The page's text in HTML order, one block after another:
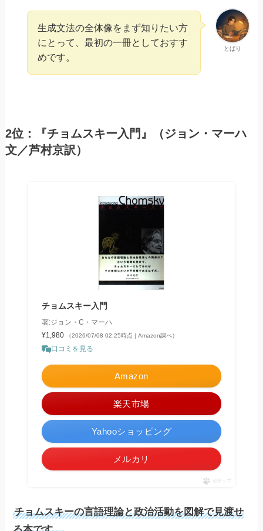
とばり
生成文法の全体像をまず知りたい方
にとって、最初の一冊としておすす
めです。
2位：『チョムスキー入門』（ジョン・マーハ
文／芦村京訳）
チョムスキー入門
著:ジョン・C・マーハ
¥1,980
（2026/07/08 02:25時点 | Amazon調べ）
口コミを見る
Amazon
楽天市場
Yahooショッピング
メルカリ
ポチップ
チョムスキーの言語理論と政治活動を図解で見渡せ